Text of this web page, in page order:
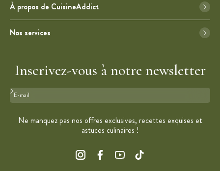
À propos de CuisineAddict
Nos services
Inscrivez-vous à notre newsletter
Format : adresse@email.com
Ne manquez pas nos offres exclusives, recettes exquises et
astuces culinaires !